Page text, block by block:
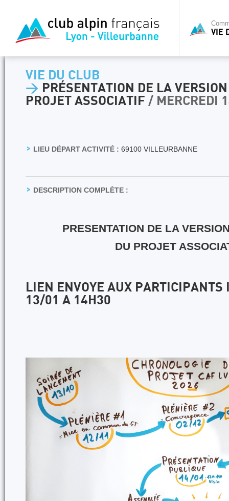
VIE
VIE DU CLUB
> PRÉSENTATION DE LA
PROJET ASSOCIATIF / MERCREDI
LIEU DÉPART ACTIVITÉ : 69100 VILLEURBANNE
DESCRIPTION COMPLÈTE :
PRESENTATION DE LA
DU PROJET
LIEN ENVOYE AUX PARTICIPANTS
13/01 A 14H30